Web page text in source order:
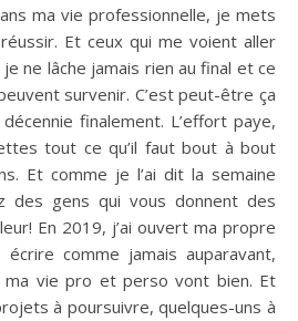
ma vie professionnelle, je mets
Et ceux qui me voient aller
ne lâche jamais rien au final et ce
survenir. C’est peut-être ça
finalement. L’effort paye,
tout ce qu’il faut bout à bout
Et comme je l’ai dit la semaine
des gens qui vous donnent des
En 2019, j’ai ouvert ma propre
comme jamais auparavant,
vie pro et perso vont bien. Et
à poursuivre, quelques-uns à